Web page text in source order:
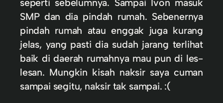
seperti sebelumnya. Sampai Ivon masuk
SMP dan dia pindah rumah. Sebenernya
pindah rumah atau enggak juga kurang
jelas, yang pasti dia sudah jarang terlihat
baik di daerah rumahnya mau pun di les-
lesan. Mungkin kisah naksir saya cuman
sampai segitu, naksir tak sampai. :(